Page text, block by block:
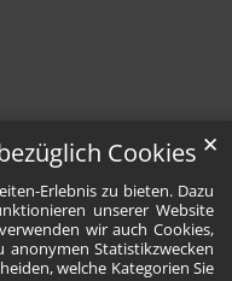
Cookies
Erlebnis zu bieten. Dazu
unserer Website
wir auch Cookies,
Statistikzwecken
welche Kategorien Sie
✕